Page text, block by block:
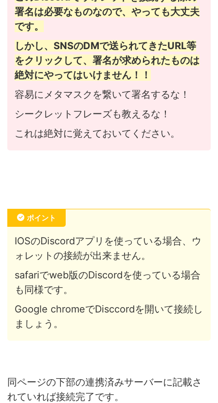
署名は必要なものなので、やっても大丈夫
です。
しかし、SNSのDMで送られてきたURL等
をクリックして、署名が求められたものは
絶対にやってはいけません！！
容易にメタマスクを繋いて署名するな！
シークレットフレーズも教えるな！
これは絶対に覚えておいてください。
ポイント
IOSのDiscordアプリを使っている場合、ウ
ォレットの接続が出来ません。
safariでweb版のDiscordを使っている場合
も同様です。
Google chromeでDisccordを開いて接続し
ましょう。
同ページの下部の連携済みサーバーに記載さ
れていれば接続完了です。